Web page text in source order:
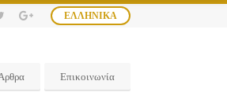
ΕΛΛΗΝΙΚΆ
Επικοινωνία